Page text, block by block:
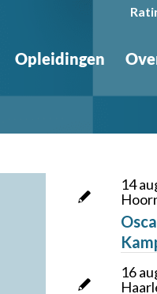
Opleidingen
14
16